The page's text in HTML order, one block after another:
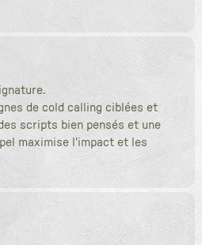
de cold calling ciblées et
scripts bien pensés et une
maximise l'impact et les